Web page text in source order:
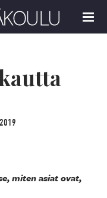
MENU
miten asiat ovat,